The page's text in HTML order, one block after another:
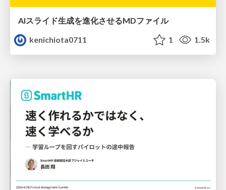
AIスライド生成を進化させるMDファイル
kenichiota0711
1 1.5k